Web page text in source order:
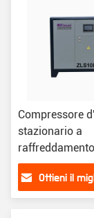
Compressore
stazionario a
10 CV
capacità d'aria
m3/min
Ottieni il